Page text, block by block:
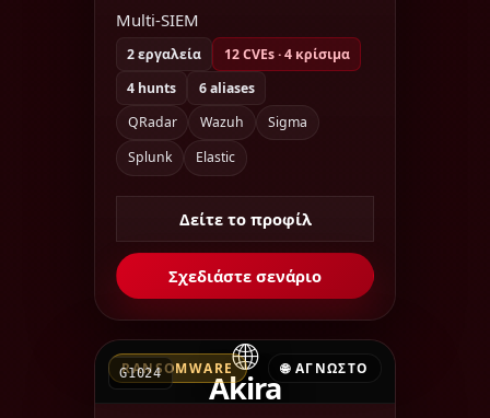
Multi-SIEM
2 εργαλεία
12 CVEs · 4 κρίσιμα
4 hunts
6 aliases
QRadar
Wazuh
Sigma
Splunk
Elastic
Δείτε το προφίλ
Σχεδιάστε σενάριο
RANSOMWARE 🌐 ΆΓΝΩΣΤΟ
🌐
Akira
G1024